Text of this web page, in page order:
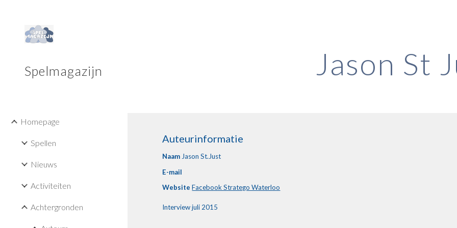
Spelmagazijn
Homepage
Spellen
Nieuws
Activiteiten
Achtergronden
Jason St
Auteurinformatie
Naam Jason St.Just
E-mail
Website Facebook Stratego Waterloo
Interview juli 2015